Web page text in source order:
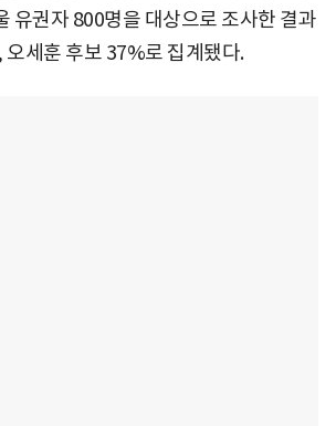
유권자 800명을 대상으로 조사한 결과
세훈 후보 37%로 집계됐다.